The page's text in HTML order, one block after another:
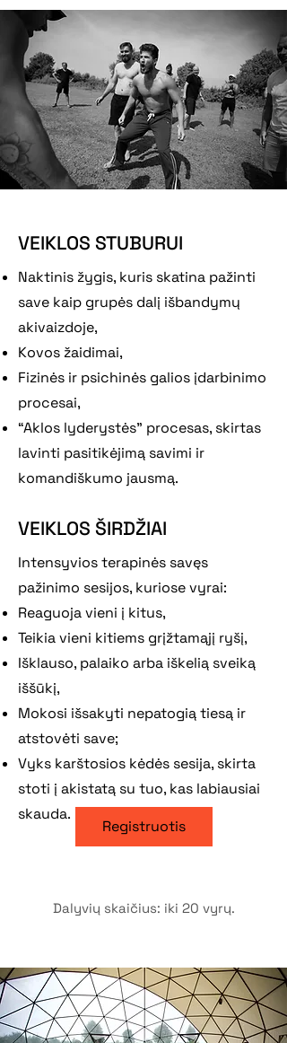
VEIKLOS STUBURUI
Naktinis žygis, kuris skatina pažinti
save kaip grupės dalį išbandymų
akivaizdoje,
Kovos žaidimai,
Fizinės ir psichinės galios įdarbinimo
procesai,
“Aklos lyderystės” procesas, skirtas
lavinti pasitikėjimą savimi ir
komandiškumo jausmą.
VEIKLOS ŠIRDŽIAI
Intensyvios terapinės savęs
pažinimo sesijos, kuriose vyrai:
Reaguoja vieni į kitus,
Teikia vieni kitiems grįžtamąjį ryšį,
Išklauso, palaiko arba iškelią sveiką
iššūkį,
Mokosi išsakyti nepatogią tiesą ir
atstovėti save;
Vyks karštosios kėdės sesija, skirta
stoti į akistatą su tuo, kas labiausiai
skauda.
Registruotis
Dalyvių skaičius: iki 20 vyrų.